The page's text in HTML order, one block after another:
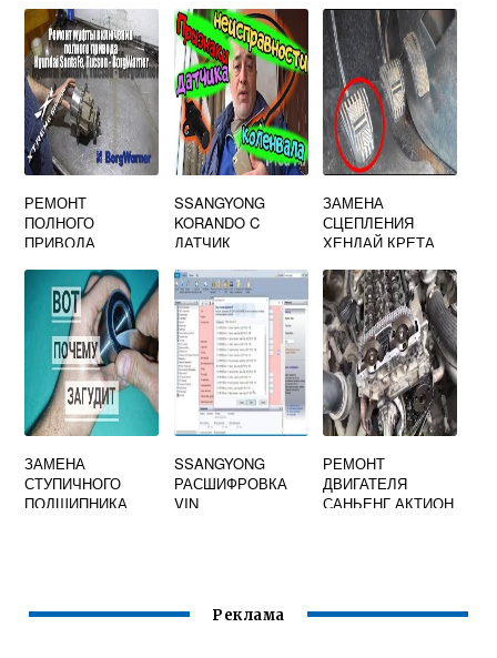
РЕМОНТ
ПОЛНОГО
ПРИВОДА
SSANGYONG
KORANDO C
ДАТЧИК
КОЛЕНВАЛА
АРТИКУЛ
ЗАМЕНА
СЦЕПЛЕНИЯ
ХЕНДАЙ КРЕТА
ЗАМЕНА
СТУПИЧНОГО
ПОДШИПНИКА
SSANGYONG
РАСШИФРОВКА
VIN
РЕМОНТ
ДВИГАТЕЛЯ
САНЬЕНГ АКТИОН
Реклама